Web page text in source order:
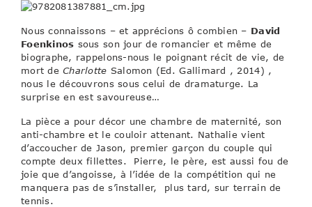
Nous connaissons – et apprécions ô combien – David
Foenkinos sous son jour de romancier et même de
biographe, rappelons-nous le poignant récit de vie, de
mort deCharlotte Salomon (Ed. Gallimard , 2014) ,
nous le découvrons sous celui de dramaturge. La
surprise en est savoureuse…
La pièce a pour décor une chambre de maternité, son
anti-chambre et le couloir attenant. Nathalie vient
d’accoucher de Jason, premier garçon du couple qui
compte deux fillettes. Pierre, le père, est aussi fou de
joie que d’angoisse, à l’idée de la compétition qui ne
manquera pas de s’installer, plus tard, sur terrain de
tennis.